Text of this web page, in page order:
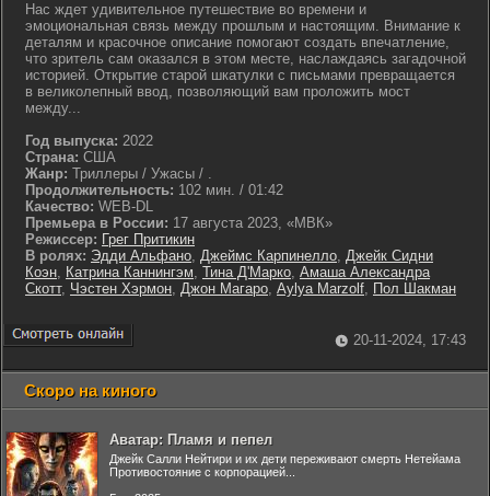
Нас ждет удивительное путешествие во времени и
эмоциональная связь между прошлым и настоящим. Внимание к
деталям и красочное описание помогают создать впечатление,
что зритель сам оказался в этом месте, наслаждаясь загадочной
историей. Открытие старой шкатулки с письмами превращается
в великолепный ввод, позволяющий вам проложить мост
между...
Год выпуска: 2022
Страна: США
Жанр: Триллеры / Ужасы / .
Продолжительность: 102 мин. / 01:42
Качество: WEB-DL
Премьера в России: 17 августа 2023, «МВК»
Режиссер: Грег Притикин
В ролях: Эдди Альфано, Джеймс Карпинелло, Джейк Сидни
Коэн, Катрина Каннингэм, Тина Д'Марко, Амаша Александра
Скотт, Чэстен Хэрмон, Джон Магаро, Aylya Marzolf, Пол Шакман
20-11-2024, 17:43
Скоро на киного
Аватар: Пламя и пепел
Джейк Салли Нейтири и их дети переживают смерть Нетейама
Противостояние с корпорацией...